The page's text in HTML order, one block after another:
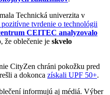
a dokoncazískali UPF 50+
informujú aj médiá. Výber
článku „Napísali o nás“.